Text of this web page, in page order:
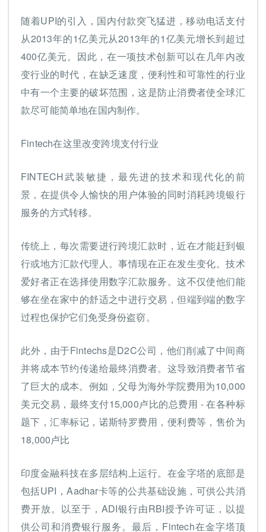
随着UPI的引入，国内付款突飞猛进，移动电话支付
从2013年的1亿美元从2013年的1亿美元增长到超过
400亿美元。因此，在一项技术创新可以在几年内改
变行业的时代，在缺乏速度，便利性和可靠性的行业
中有一个主要的破坏范围，这是防止消费者使全球汇
款尽可能简单地在国内制作。
Fintech在这里改变跨境支付行业
FINTECH武装敏捷，最先进的技术和现代化的前
景，在提供令人愉快的用户体验的同时消耗跨境银行
服务的方式转移。
传统上，每次需要进行跨境汇款时，近在才能赶到银
行或地方汇款代理人。事情现在正在发生变化。技术
爱好者正在选择使用数字汇款服务。这不仅使他们能
够在坐在家中的舒适之中进行交易，但端到端的数字
过程也保护它们免受身份盗窃。
此外，由于Fintechs是D2C公司，他们削减了中间商
并将成本节约传递给最终消费者。这导致消费者节省
了巨大的成本。例如，父母为海外学院费用为10,000
美元交易，最终支付15,000卢比的总费用 - 在各种标
题下，汇率标记，诺斯特罗费用，便利费等，售价为
18,000卢比
印度金融科技在多层结构上运行。在金字塔的底部是
包括UPI，Aadhar卡等的公共基础设施，可供公共消
费开放。以至于，ADI银行由RBI授予许可证，以提
供公司和消费银行服务。最后，Fintech在金字塔顶